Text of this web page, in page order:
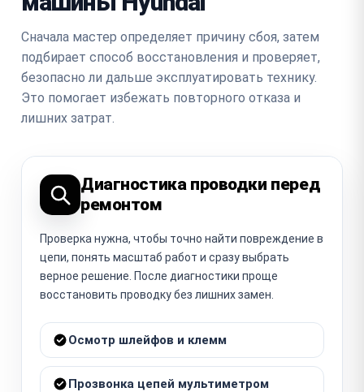
Сначала мастер определяет причину сбоя, затем
подбирает способ восстановления и проверяет,
безопасно ли дальше эксплуатировать технику.
Это помогает избежать повторного отказа и
лишних затрат.
Диагностика проводки перед
ремонтом
Проверка нужна, чтобы точно найти повреждение в
цепи, понять масштаб работ и сразу выбрать
верное решение. После диагностики проще
восстановить проводку без лишних замен.
Осмотр шлейфов и клемм
Прозвонка цепей мультиметром